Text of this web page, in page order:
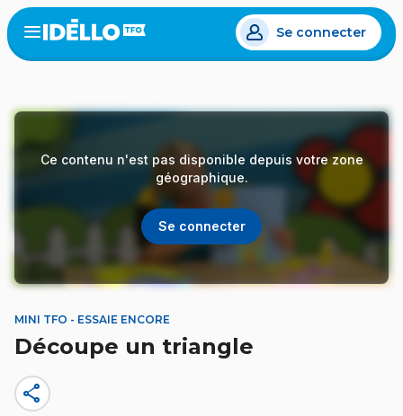
Aller
au
contenu
Open
menu
Se connecter
Ce contenu n'est pas disponible depuis votre zone
géographique.
Se connecter
MINI TFO - ESSAIE ENCORE
Découpe un triangle
share